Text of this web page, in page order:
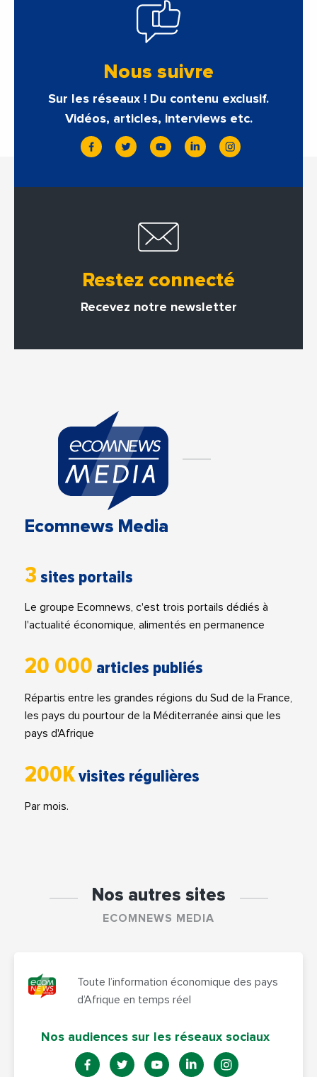
Nous suivre
Sur les réseaux ! Du contenu exclusif.
Vidéos, articles, interviews etc.
Restez connecté
Recevez notre newsletter
Ecomnews Media
3 sites portails
Le groupe Ecomnews, c'est trois portails dédiés à
l'actualité économique, alimentés en permanence
20 000 articles publiés
Répartis entre les grandes régions du Sud de la France,
les pays du pourtour de la Méditerranée ainsi que les
pays d'Afrique
200Kvisites régulières
Par mois.
Nos autres sites
ECOMNEWS MEDIA
Toute l’information économique des pays
d’Afrique en temps réel
Nos audiences sur les réseaux sociaux